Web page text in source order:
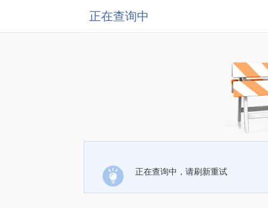
正在查询中
正在查询中，请刷新重试